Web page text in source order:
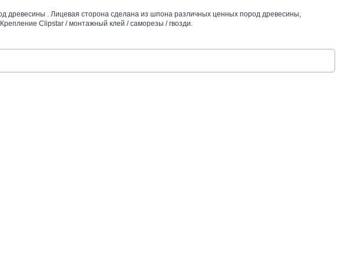
. Лицевая сторона сделана из шпона различных ценных пород древесины,
Clipstar / монтажный клей / саморезы / гвозди.